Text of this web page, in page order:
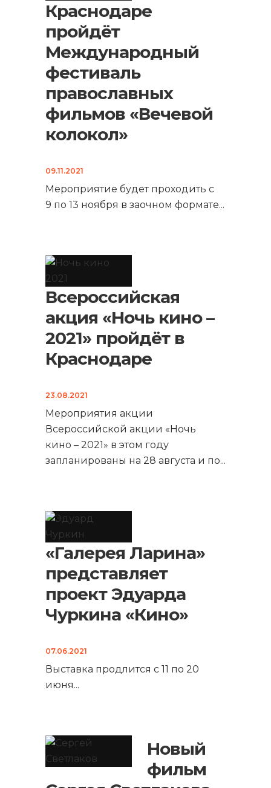
Краснодаре
пройдёт
Международный
фестиваль
православных
фильмов «Вечевой
колокол»
09.11.2021
Мероприятие будет проходить с
9 по 13 ноября в заочном формате...
Всероссийская
акция «Ночь кино –
2021» пройдёт в
Краснодаре
23.08.2021
Мероприятия акции
Всероссийской акции «Ночь
кино – 2021» в этом году
запланированы на 28 августа и по...
«Галерея Ларина»
представляет
проект Эдуарда
Чуркина «Кино»
07.06.2021
Выставка продлится с 11 по 20
июня...
Новый
фильм